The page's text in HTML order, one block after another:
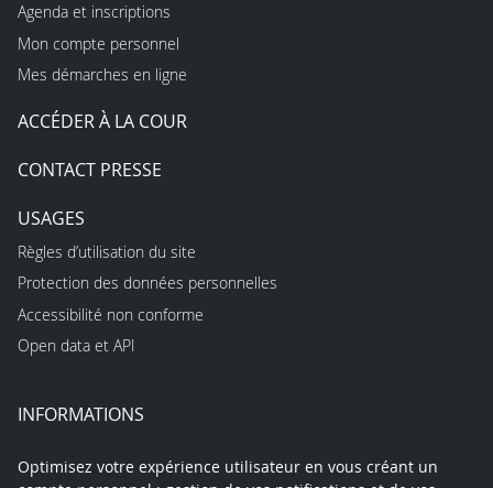
Agenda et inscriptions
Mon compte personnel
Mes démarches en ligne
ACCÉDER À LA COUR
CONTACT PRESSE
USAGES
Règles d’utilisation du site
Protection des données personnelles
Accessibilité non conforme
Open data et API
INFORMATIONS
Optimisez votre expérience utilisateur en vous créant un